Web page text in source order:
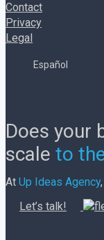
Contact
Privacy
Legal
Español
Does your
scale to
At Up Ideas Agency
Let’s talk!